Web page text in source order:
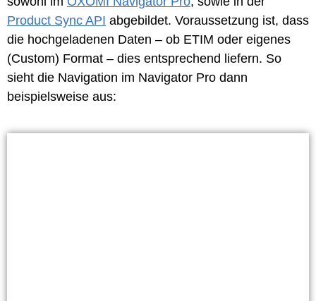
Product Sync API abgebildet. Voraussetzung ist, dass
die hochgeladenen Daten – ob ETIM oder eigenes
(Custom) Format – dies entsprechend liefern. So
sieht die Navigation im Navigator Pro dann
beispielsweise aus: